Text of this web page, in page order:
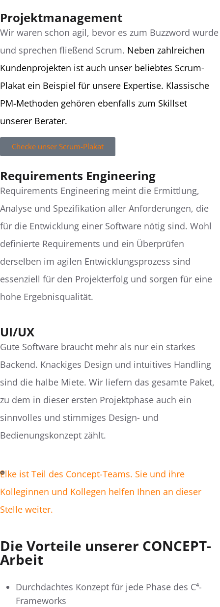
Projektmanagement
Wir waren schon agil, bevor es zum Buzzword wurde
und sprechen fließend Scrum. Neben zahlreichen
Kundenprojekten ist auch unser beliebtes Scrum-
Plakat ein Beispiel für unsere Expertise. Klassische
PM-Methoden gehören ebenfalls zum Skillset
unserer Berater.
Checke unser Scrum-Plakat
Requirements Engineering
Requirements Engineering meint die Ermittlung,
Analyse und Spezifikation aller Anforderungen, die
für die Entwicklung einer Software nötig sind. Wohl
definierte Requirements und ein Überprüfen
derselben im agilen Entwicklungsprozess sind
essenziell für den Projekterfolg und sorgen für eine
hohe Ergebnisqualität.
UI/UX
Gute Software braucht mehr als nur ein starkes
Backend. Knackiges Design und intuitives Handling
sind die halbe Miete. Wir liefern das gesamte Paket,
zu dem in dieser ersten Projektphase auch ein
sinnvolles und stimmiges Design- und
Bedienungskonzept zählt.
Elke ist Teil des Concept-Teams. Sie und ihre
Kolleginnen und Kollegen helfen Ihnen an dieser
Stelle weiter.
Die Vorteile unserer CONCEPT-
Arbeit
Durchdachtes Konzept für jede Phase des C⁴-
Frameworks